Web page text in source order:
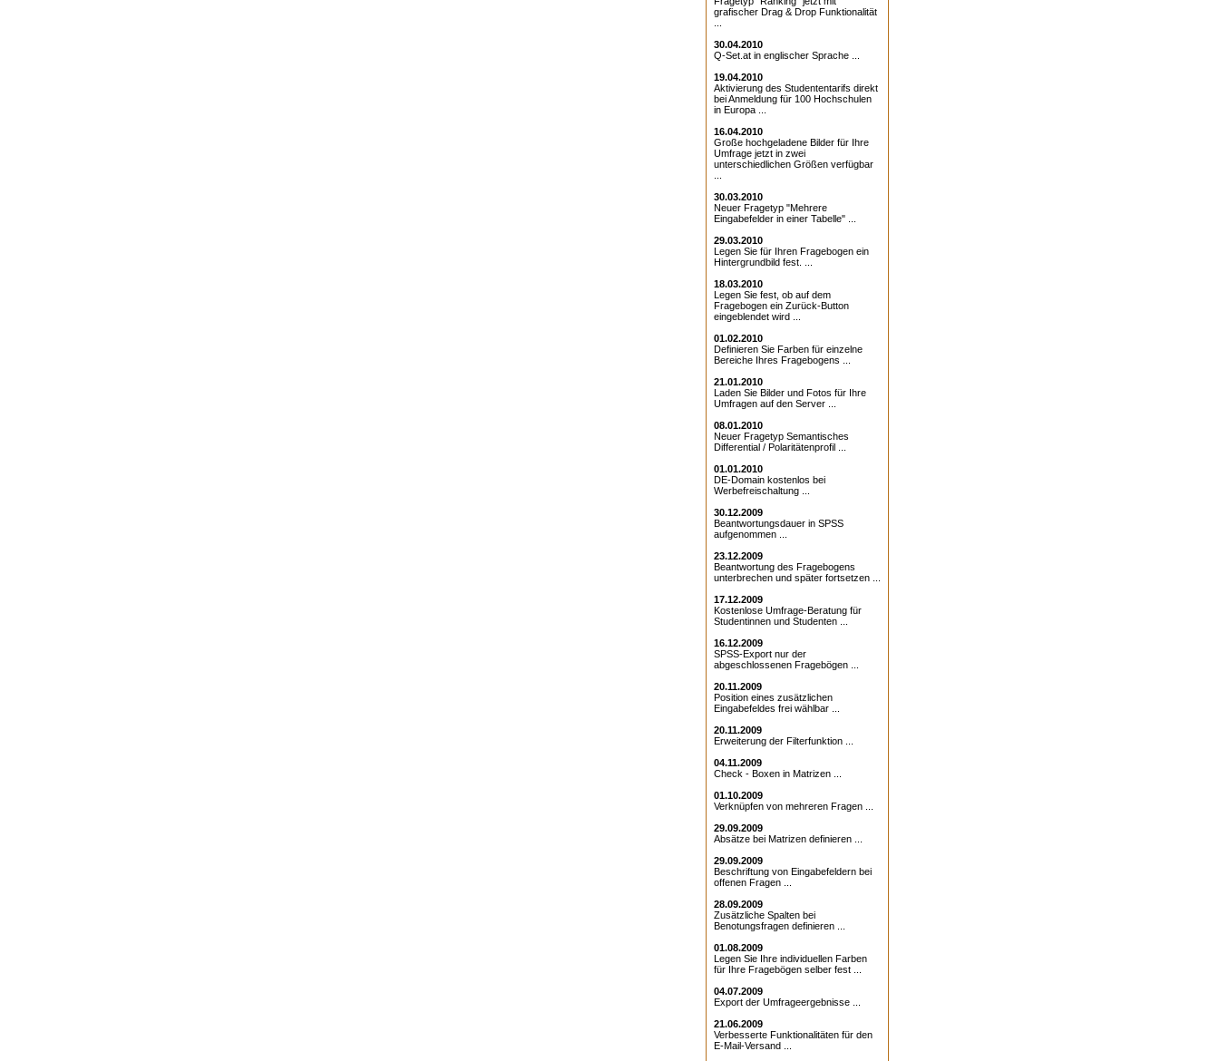
grafischer Drag & Drop Funktionalität
30.04.2010
Q-Set.at in englischer Sprache ...
19.04.2010
Aktivierung des Studententarifs direkt
bei Anmeldung für 100 Hochschulen
in Europa ...
16.04.2010
Große hochgeladene Bilder für Ihre
Umfrage jetzt in zwei
unterschiedlichen Größen verfügbar
30.03.2010
Neuer Fragetyp "Mehrere
Eingabefelder in einer Tabelle" ...
29.03.2010
Legen Sie für Ihren Fragebogen ein
Hintergrundbild fest. ...
18.03.2010
Legen Sie fest, ob auf dem
Fragebogen ein Zurück-Button
eingeblendet wird ...
01.02.2010
Definieren Sie Farben für einzelne
Bereiche Ihres Fragebogens ...
21.01.2010
Laden Sie Bilder und Fotos für Ihre
Umfragen auf den Server ...
08.01.2010
Neuer Fragetyp Semantisches
Differential / Polaritätenprofil ...
01.01.2010
DE-Domain kostenlos bei
Werbefreischaltung ...
30.12.2009
Beantwortungsdauer in SPSS
aufgenommen ...
23.12.2009
Beantwortung des Fragebogens
unterbrechen und später fortsetzen ...
17.12.2009
Kostenlose Umfrage-Beratung für
Studentinnen und Studenten ...
16.12.2009
SPSS-Export nur der
abgeschlossenen Fragebögen ...
20.11.2009
Position eines zusätzlichen
Eingabefeldes frei wählbar ...
20.11.2009
Erweiterung der Filterfunktion ...
04.11.2009
Check - Boxen in Matrizen ...
01.10.2009
Verknüpfen von mehreren Fragen ...
29.09.2009
Absätze bei Matrizen definieren ...
29.09.2009
Beschriftung von Eingabefeldern bei
offenen Fragen ...
28.09.2009
Zusätzliche Spalten bei
Benotungsfragen definieren ...
01.08.2009
Legen Sie Ihre individuellen Farben
für Ihre Fragebögen selber fest ...
04.07.2009
Export der Umfrageergebnisse ...
21.06.2009
Verbesserte Funktionalitäten für den
E-Mail-Versand ...